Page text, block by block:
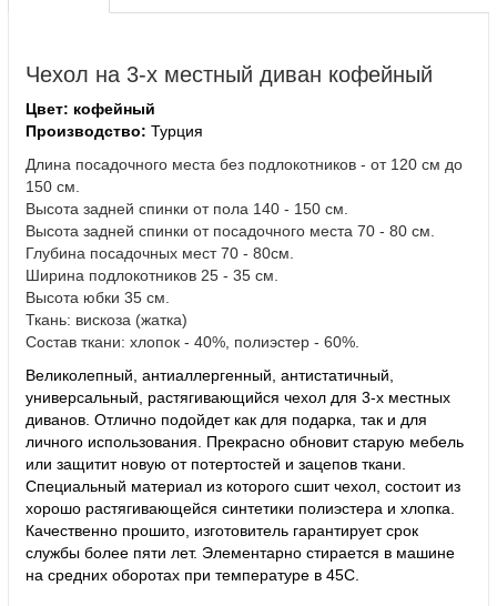
Чехол на 3-х местный диван кофейный
Цвет: кофейный
Производство: Турция
Длина посадочного места без подлокотников - от 120 см до
150 см.
Высота задней спинки от пола 140 - 150 см.
Высота задней спинки от посадочного места 70 - 80 см.
Глубина посадочных мест 70 - 80см.
Ширина подлокотников 25 - 35 см.
Высота юбки 35 см.
Ткань: вискоза (жатка)
Состав ткани: хлопок - 40%, полиэстер - 60%.
Великолепный, антиаллергенный, антистатичный,
универсальный, растягивающийся чехол для 3-х местных
диванов. Отлично подойдет как для подарка, так и для
личного использования. Прекрасно обновит старую мебель
или защитит новую от потертостей и зацепов ткани.
Специальный материал из которого сшит чехол, состоит из
хорошо растягивающейся синтетики полиэстера и хлопка.
Качественно прошито, изготовитель гарантирует срок
службы более пяти лет. Элементарно стирается в машине
на средних оборотах при температуре в 45С.